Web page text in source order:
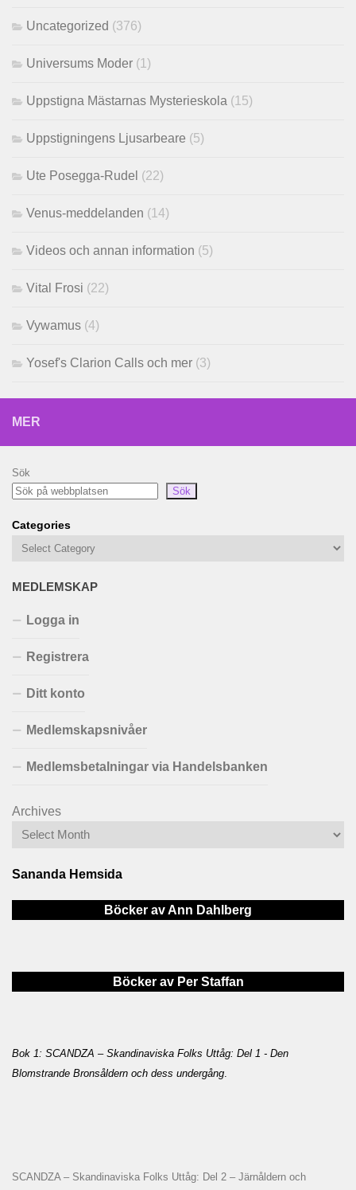
Uncategorized (376)
Universums Moder (1)
Uppstigna Mästarnas Mysterieskola (15)
Uppstigningens Ljusarbeare (5)
Ute Posegga-Rudel (22)
Venus-meddelanden (14)
Videos och annan information (5)
Vital Frosi (22)
Vywamus (4)
Yosef's Clarion Calls och mer (3)
MER
Sök
Sök
Categories
MEDLEMSKAP
Logga in
Registrera
Ditt konto
Medlemskapsnivåer
Medlemsbetalningar via Handelsbanken
Archives
Sananda Hemsida
Böcker av Ann Dahlberg
Böcker av Per Staffan
Bok 1: SCANDZA – Skandinaviska Folks Uttåg: Del 1 - Den
Blomstrande Bronsåldern och dess undergång.
SCANDZA – Skandinaviska Folks Uttåg: Del 2 – Järnåldern och